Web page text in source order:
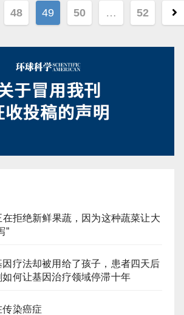
48 49 50 … 52
拒绝新鲜果蔬，因为这种蔬菜让大
”
疗法却被用给了孩子，患者四天后
何让基因治疗领域停滞十年
传染癌症